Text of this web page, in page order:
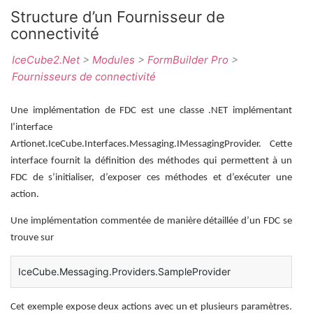
Structure d’un Fournisseur de
connectivité
IceCube2.Net> Modules > FormBuilder Pro >
Fournisseurs de connectivité
Une implémentation de FDC est une classe .NET implémentant
l’interface
Artionet.IceCube.Interfaces.Messaging.IMessagingProvider. Cette
interface fournit la définition des méthodes qui permettent à un
FDC de s’initialiser, d’exposer ces méthodes et d’exécuter une
action.
Une implémentation commentée de manière détaillée d’un FDC se
trouve sur
IceCube.Messaging.Providers.SampleProvider
Cet exemple expose deux actions avec un et plusieurs paramètres.